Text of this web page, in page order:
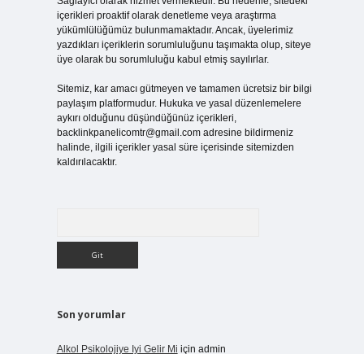
içerikleri proaktif olarak denetleme veya araştırma
yükümlülüğümüz bulunmamaktadır. Ancak, üyelerimiz
yazdıkları içeriklerin sorumluluğunu taşımakta olup, siteye
üye olarak bu sorumluluğu kabul etmiş sayılırlar.
Sitemiz, kar amacı gütmeyen ve tamamen ücretsiz bir bilgi
paylaşım platformudur. Hukuka ve yasal düzenlemelere
aykırı olduğunu düşündüğünüz içerikleri,
backlinkpanelicomtr@gmail.comadresine bildirmeniz
halinde, ilgili içerikler yasal süre içerisinde sitemizden
kaldırılacaktır.
Son yorumlar
Alkol Psikolojiye Iyi Gelir Mi için admin